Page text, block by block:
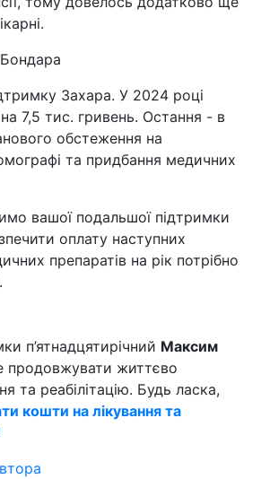
Захара. У 2024 році
7,5 тис. гривень. Остання - в
обстеження на
та придбання медичних
вашої подальшої підтримки
оплату наступних
препаратів на рік потрібно
.
п’ятнадцятирічний Максим
продовжувати життєво
та реабілітацію. Будь ласка,
кошти на лікування та